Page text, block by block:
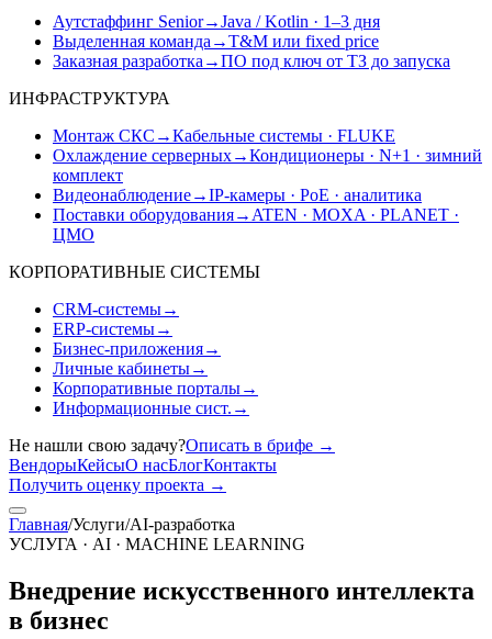
Аутстаффинг Senior→Java / Kotlin · 1–3 дня
Выделенная команда →T&M или fixed price
Заказная разработка →ПО под ключ от ТЗ до запуска
ИНФРАСТРУКТУРА
Монтаж СКС →Кабельные системы · FLUKE
Охлаждение серверных→Кондиционеры · N+1 · зимний
комплект
Видеонаблюдение→IP-камеры · PoE · аналитика
Поставки оборудования→ ATEN · MOXA · PLANET ·
ЦМО
КОРПОРАТИВНЫЕ СИСТЕМЫ
CRM-системы→
ERP-системы→
Бизнес-приложения→
Личные кабинеты→
Корпоративные порталы→
Информационные сист. →
Не нашли свою задачу?Описать в брифе →
ВендорыКейсыО насБлогКонтакты
Получить оценку проекта →
Главная/Услуги/AI-разработка
УСЛУГА · AI · MACHINE LEARNING
Внедрение искусственного интеллекта
в бизнес